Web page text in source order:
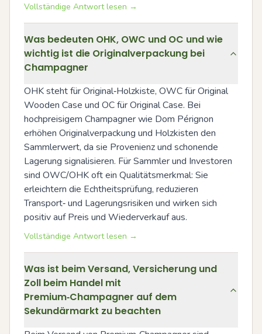
Vollständige Antwort lesen →
Was bedeuten OHK, OWC und OC und wie
wichtig ist die Originalverpackung bei
Champagner
OHK steht für Original‑Holzkiste, OWC für Original
Wooden Case und OC für Original Case. Bei
hochpreisigem Champagner wie Dom Pérignon
erhöhen Originalverpackung und Holzkisten den
Sammlerwert, da sie Provenienz und schonende
Lagerung signalisieren. Für Sammler und Investoren
sind OWC/OHK oft ein Qualitätsmerkmal: Sie
erleichtern die Echtheitsprüfung, reduzieren
Transport‑ und Lagerungsrisiken und wirken sich
positiv auf Preis und Wiederverkauf aus.
Vollständige Antwort lesen →
Was ist beim Versand, Versicherung und
Zoll beim Handel mit
Premium‑Champagner auf dem
Sekundärmarkt zu beachten